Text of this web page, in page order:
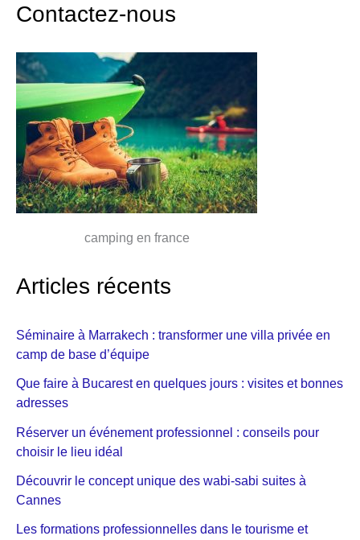
Contactez-nous
camping en france
Articles récents
Séminaire à Marrakech : transformer une villa privée en
camp de base d’équipe
Que faire à Bucarest en quelques jours : visites et bonnes
adresses
Réserver un événement professionnel : conseils pour
choisir le lieu idéal
Découvrir le concept unique des wabi-sabi suites à
Cannes
Les formations professionnelles dans le tourisme et